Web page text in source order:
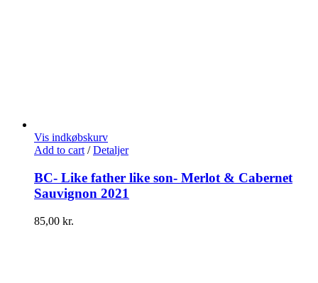
Vis indkøbskurv
Add to cart / Detaljer
BC- Like father like son- Merlot & Cabernet
Sauvignon 2021
85,00 kr.